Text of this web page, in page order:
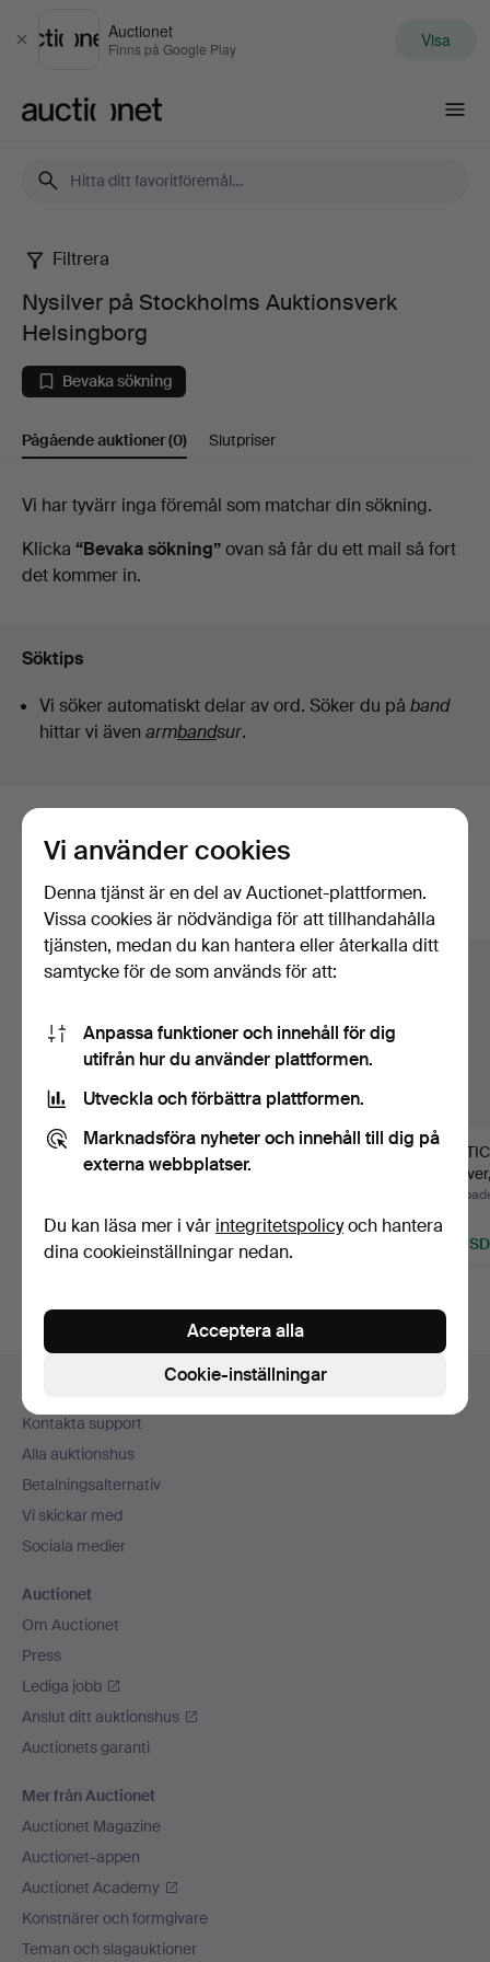
Stäng
Auctionet
Finns på Google Play Visa
Nysilver
på
Stockholms
Auktionsverk
Filtrera
Nysilver på Stockholms Auktionsverk
Helsingborg
Bevaka sökning
Pågående auktioner(0) Slutpriser
Pågående
auktioner
Vi har tyvärr inga föremål som matchar din sökning.
Klicka “Bevaka sökning”ovan så får du ett mail så fort
det kommer in.
Söktips
Vi söker automatiskt delar av ord. Söker du på band
hittar vi även armbandsur.
Här är föremål från vårt arkiv som
matchar din sökning
Visa alla föremål
SKÅL med infällda
Cartwheel-mynt,
1 bud
32 USD
med originalettui, silv…
12 bud
176 USD
1 bud
32 USD
Sidfotsnavigation
Kontakta support
Alla auktionshus
Betalningsalternativ
Vi skickar med
Sociala medier
Auctionet
Om Auctionet
Press
Lediga jobb
Anslut ditt auktionshus
Auctionets garanti
Mer från Auctionet
Auctionet Magazine
Auctionet-appen
Auctionet Academy
Konstnärer och formgivare
Teman och slagauktioner
Vi använder cookies
Denna tjänst är en del av Auctionet-plattformen.
Vissa cookies är nödvändiga för att tillhandahålla
tjänsten, medan du kan hantera eller återkalla ditt
samtycke för de som används för att:
Anpassa funktioner och innehåll för dig
utifrån hur du använder plattformen.
Utveckla och förbättra plattformen.
Marknadsföra nyheter och innehåll till dig på
externa webbplatser.
Du kan läsa mer i vår integritetspolicyoch hantera
dina cookieinställningar nedan.
Cookie-inställningar
Acceptera alla